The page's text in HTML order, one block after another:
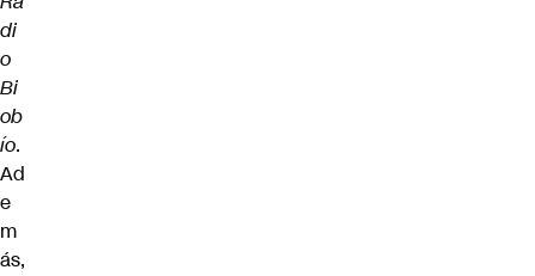
di
o
Bi
ob
ío.
Ad
e
m
ás,